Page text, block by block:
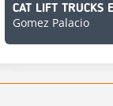
Gomez Palacio